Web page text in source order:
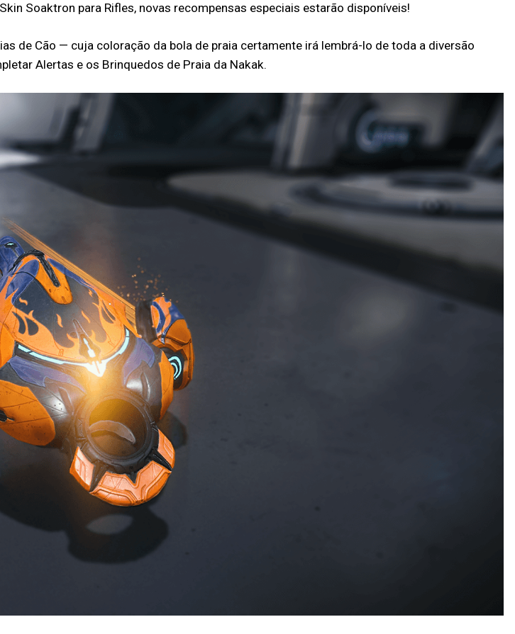
Soaktron para Rifles, novas recompensas especiais estarão disponíveis!
de Cão — cuja coloração da bola de praia certamente irá lembrá-lo de toda a diversão
Alertas e os Brinquedos de Praia da Nakak.